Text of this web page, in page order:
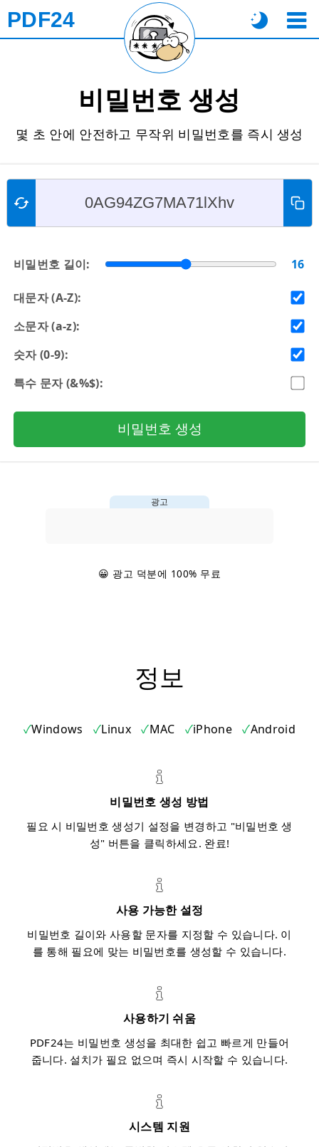
PDF24
비밀번호 생성
몇 초 안에 안전하고 무작위 비밀번호를 즉시 생성
비밀번호 길이: 16
대문자 (A-Z):
소문자 (a-z):
숫자 (0-9):
특수 문자 (&%$):
비밀번호 생성
광고
😀 광고 덕분에 100% 무료
정보
Windows Linux MAC iPhone Android
비밀번호 생성 방법
필요 시 비밀번호 생성기 설정을 변경하고 "비밀번호 생
성" 버튼을 클릭하세요. 완료!
사용 가능한 설정
비밀번호 길이와 사용할 문자를 지정할 수 있습니다. 이
를 통해 필요에 맞는 비밀번호를 생성할 수 있습니다.
사용하기 쉬움
PDF24는 비밀번호 생성을 최대한 쉽고 빠르게 만들어
줍니다. 설치가 필요 없으며 즉시 시작할 수 있습니다.
시스템 지원